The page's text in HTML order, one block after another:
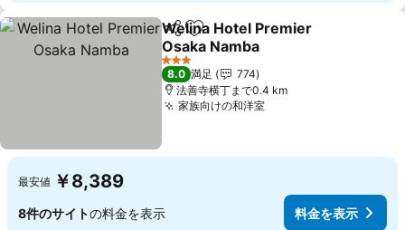
シェアお気に入りに追加
Welina Hotel Premier
Osaka Namba
料金を表示
3 ホテルのランク
8.0 満足
774
法善寺横丁まで0.4 km
家族向けの和洋室料金を表示
最安値 ￥8,389
8件のサイトの料金を表示 料金を表示